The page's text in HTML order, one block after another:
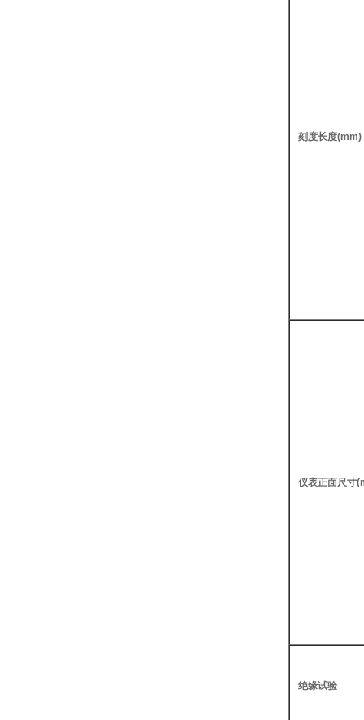
刻度长度(mm)
仪表正面尺寸
绝缘试验